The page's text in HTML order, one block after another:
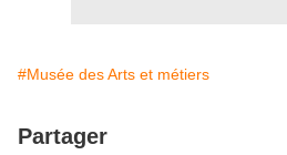
#Musée des Arts et métiers
Partager